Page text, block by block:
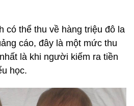
có thể thu về hàng triệu đô la
cáo, đây là một mức thu
là khi người kiếm ra tiền
học.